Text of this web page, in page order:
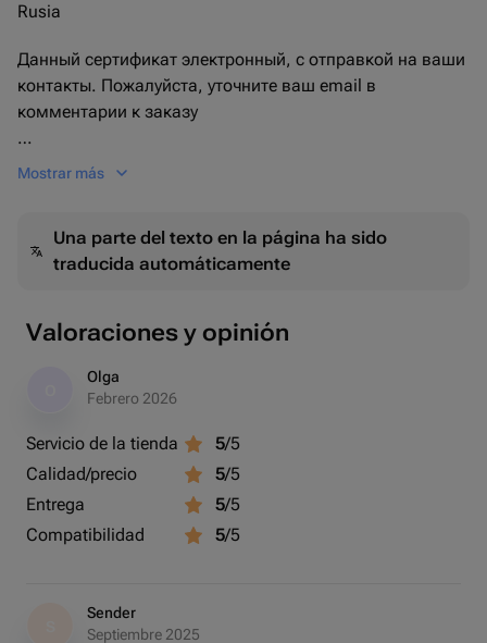
Rusia
Данный сертификат электронный, с отправкой на ваши
контакты. Пожалуйста, уточните ваш email в
комментарии к заказу
Срок действия 6 месяцев .
легендарное оружие России!
Хотите пострелять из самых известных российских
пистолетов? Этот курс даст вам уникальную
профессиональных инструкторов!
Какие пистолеты вы попробуете?
🍊 Байкал-442 (Пистолет Макарова) – культовая
🍊 МР-446С «Викинг» (Пистолет Ярыгина) –
современный армейский пистолет с мощным калибром
Mostrar más
Una parte del texto en la página ha sido
traducida automáticamente
Valoraciones y opinión
Olga
Febrero 2026
Servicio de la tienda 5/5
Calidad/precio
5/5
Entrega
5/5
Compatibilidad
5/5
Sender
Septiembre 2025